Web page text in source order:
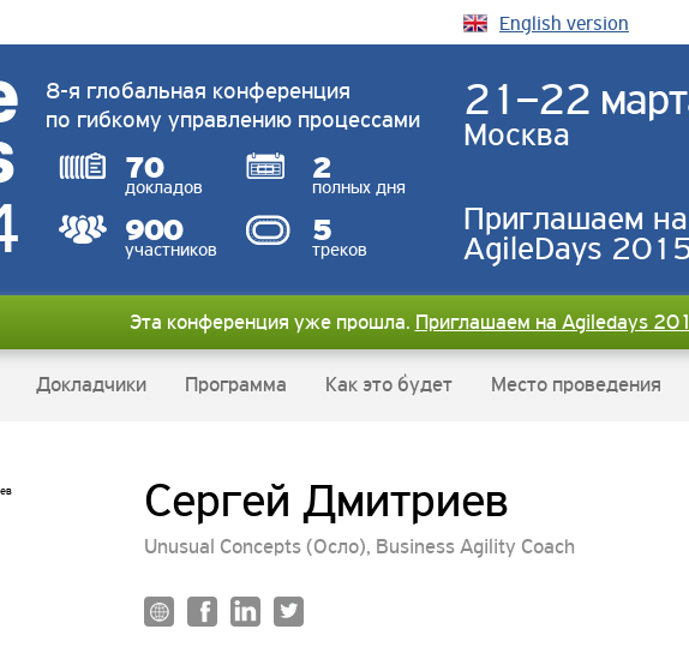
English version
8-я глобальная конференция
по гибкому управлению процессами
70
докладов 2
полных дня
900
участников 5
треков
21–22
Москва
Приглашаем на
AgileDays
Эта конференция уже прошла. Приглашаем на Agiledays
Докладчики Программа Как это будет Место проведения
Сергей Дмитриев
Unusual Concepts (Осло), Business Agility Coach